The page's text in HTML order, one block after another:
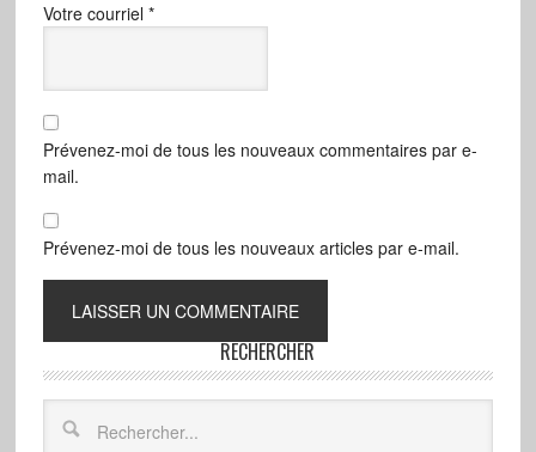
Votre courriel *
Prévenez-moi de tous les nouveaux commentaires par e-
mail.
Prévenez-moi de tous les nouveaux articles par e-mail.
RECHERCHER